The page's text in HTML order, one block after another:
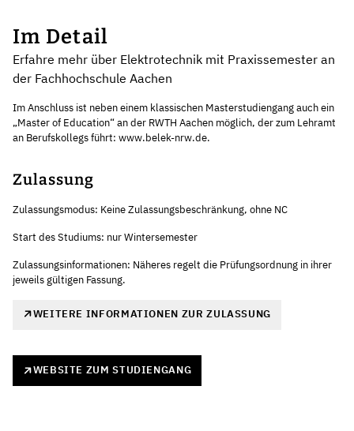
Im Detail
Erfahre mehr über Elektrotechnik mit Praxissemester an
der Fachhochschule Aachen
Im Anschluss ist neben einem klassischen Masterstudiengang auch ein
„Master of Education“ an der RWTH Aachen möglich, der zum Lehramt
an Berufskollegs führt: www.belek-nrw.de.
Zulassung
Zulassungsmodus: Keine Zulassungsbeschränkung, ohne NC
Start des Studiums: nur Wintersemester
Zulassungsinformationen: Näheres regelt die Prüfungsordnung in ihrer
jeweils gültigen Fassung.
WEITERE INFORMATIONEN ZUR ZULASSUNG
WEBSITE ZUM STUDIENGANG